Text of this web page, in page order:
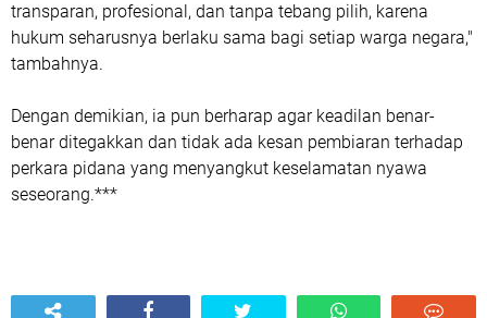
transparan, profesional, dan tanpa tebang pilih, karena
hukum seharusnya berlaku sama bagi setiap warga negara,"
tambahnya.
Dengan demikian, ia pun berharap agar keadilan benar-
benar ditegakkan dan tidak ada kesan pembiaran terhadap
perkara pidana yang menyangkut keselamatan nyawa
seseorang.***